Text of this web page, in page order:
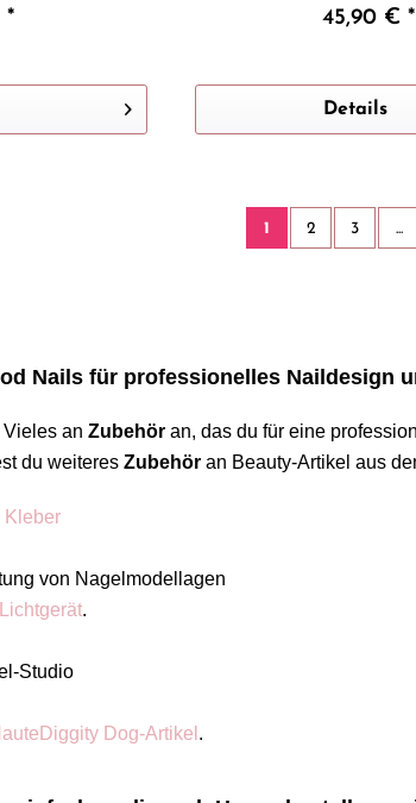
* 45,90 € *
Details
1 2 3 ...
Nails für professionelles Naildesign
an Zubehör an, das du für eine
du weiteres Zubehör an Beauty-Artikel aus
Kleber
von Nagelmodellagen
.
Studio
Dog-Artikel .